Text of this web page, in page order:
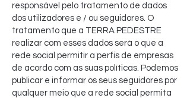
responsável pelo tratamento de dados
dos utilizadores e / ou seguidores. O
tratamento que a TERRA PEDESTRE
realizar com esses dados será o que a
rede social permitir a perfis de empresas
de acordo com as suas políticas. Podemos
publicar e informar os seus seguidores por
qualquer meio que a rede social permita